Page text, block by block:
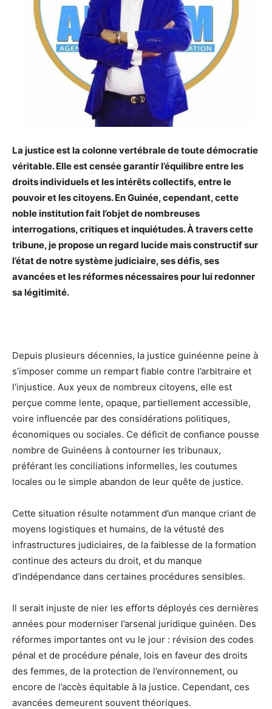
La justice est la colonne vertébrale de toute démocratie
véritable. Elle est censée garantir l’équilibre entre les
droits individuels et les intérêts collectifs, entre le
pouvoir et les citoyens. En Guinée, cependant, cette
noble institution fait l’objet de nombreuses
interrogations, critiques et inquiétudes. À travers cette
tribune, je propose un regard lucide mais constructif sur
l’état de notre système judiciaire, ses défis, ses
avancées et les réformes nécessaires pour lui redonner
sa légitimité.
Depuis plusieurs décennies, la justice guinéenne peine à
s’imposer comme un rempart fiable contre l’arbitraire et
l’injustice. Aux yeux de nombreux citoyens, elle est
perçue comme lente, opaque, partiellement accessible,
voire influencée par des considérations politiques,
économiques ou sociales. Ce déficit de confiance pousse
nombre de Guinéens à contourner les tribunaux,
préférant les conciliations informelles, les coutumes
locales ou le simple abandon de leur quête de justice.
Cette situation résulte notamment d’un manque criant de
moyens logistiques et humains, de la vétusté des
infrastructures judiciaires, de la faiblesse de la formation
continue des acteurs du droit, et du manque
d’indépendance dans certaines procédures sensibles.
Il serait injuste de nier les efforts déployés ces dernières
années pour moderniser l’arsenal juridique guinéen. Des
réformes importantes ont vu le jour : révision des codes
pénal et de procédure pénale, lois en faveur des droits
des femmes, de la protection de l’environnement, ou
encore de l’accès équitable à la justice. Cependant, ces
avancées demeurent souvent théoriques.